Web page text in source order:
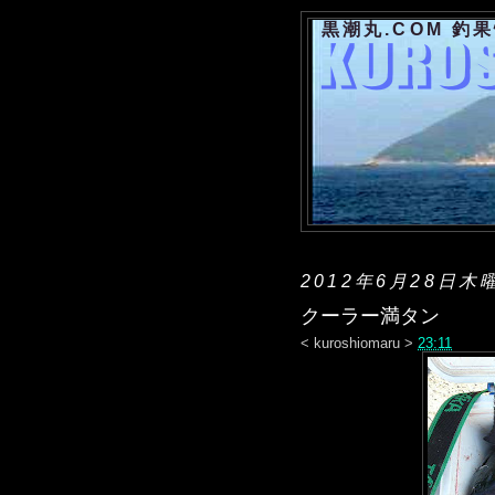
黒潮丸.COM 釣
2012年6月28日木
クーラー満タン
< kuroshiomaru > 23:11